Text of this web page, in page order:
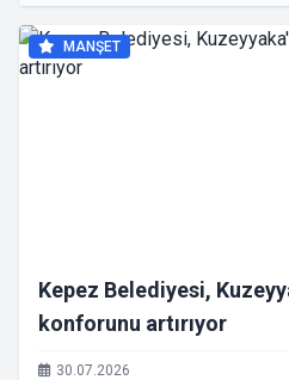
MANŞET
Kepez Belediyesi,
konforunu artırıyor
30.07.2026